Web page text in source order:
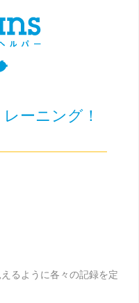
ーニング！
るように各々の記録を定